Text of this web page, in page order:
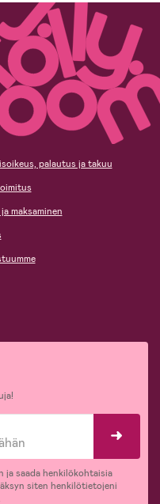
palautus ja takuu
maksaminen
ja saada henkilökohtaisia
siten henkilötietojeni